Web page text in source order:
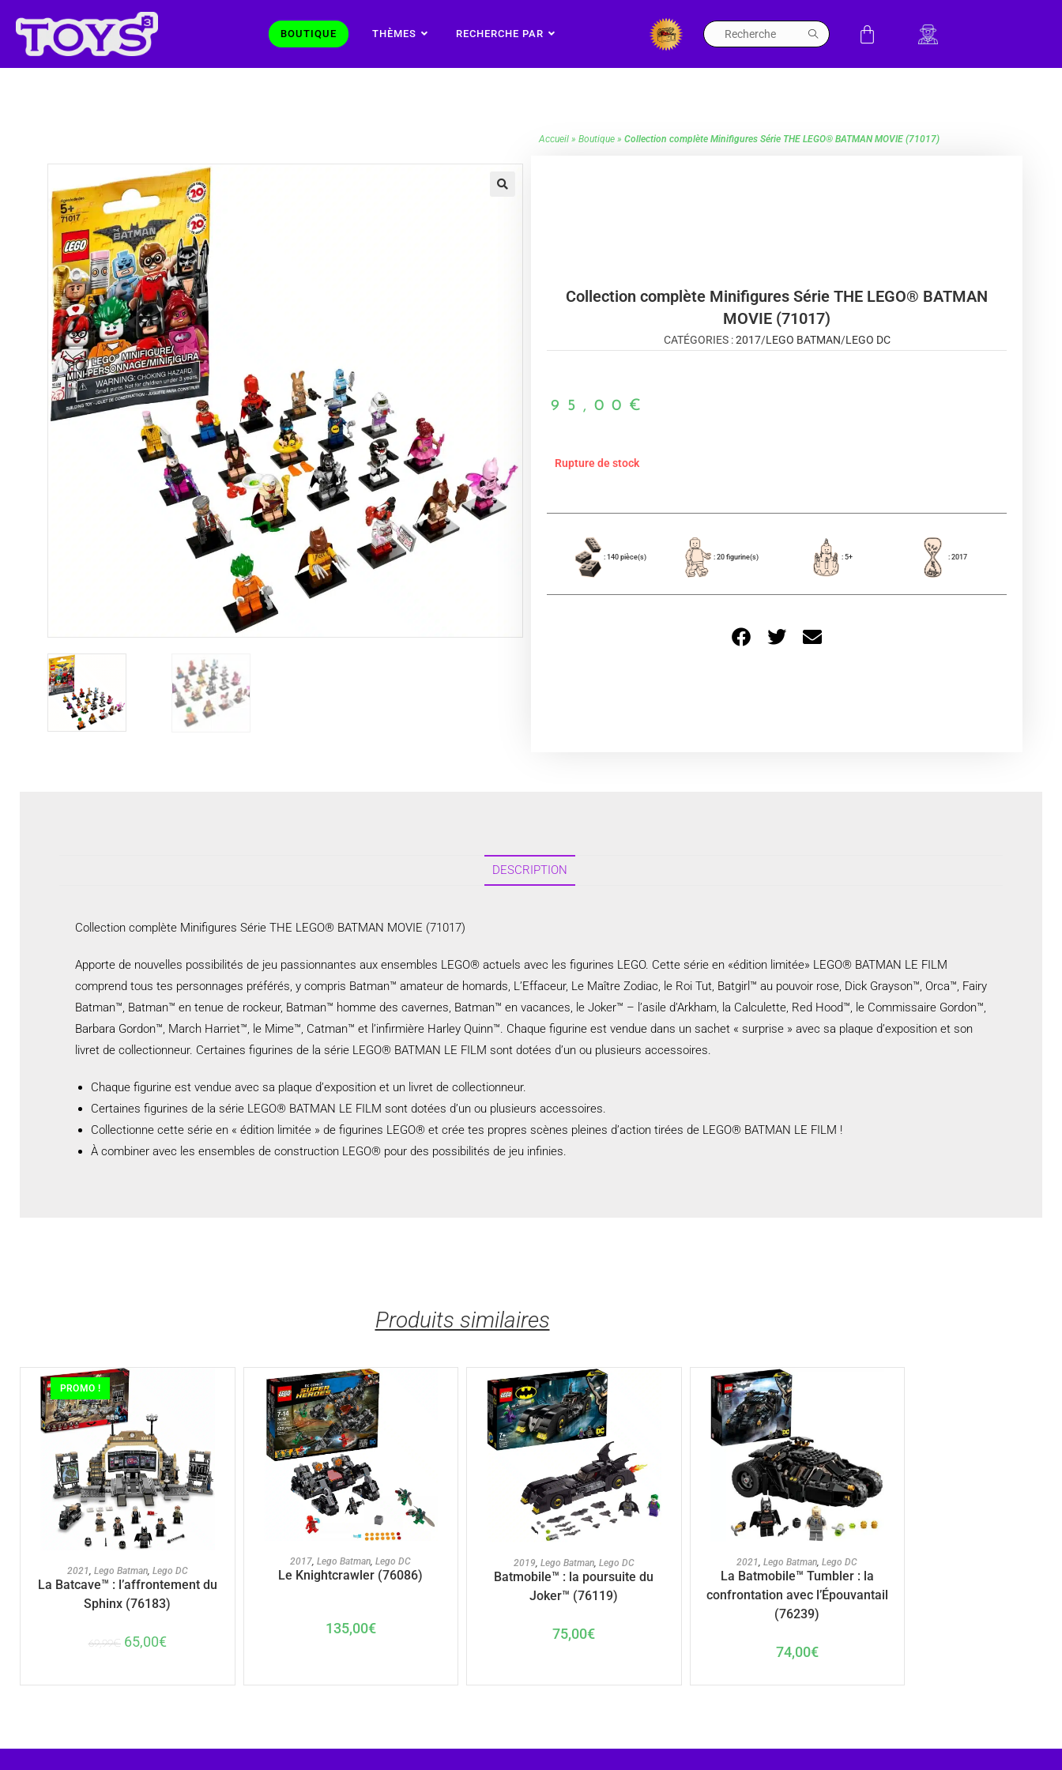
BOUTIQUE THÈMES RECHERCHE PAR
Accueil » Boutique » Collection complète Minifigures Série THE LEGO® BATMAN MOVIE (71017)
Collection complète Minifigures Série THE LEGO® BATMAN
MOVIE (71017)
CATÉGORIES :2017/LEGO BATMAN/LEGO DC
95,00 €
Rupture de stock
: 140 pièce(s) : 20 figurine(s) : 5+ : 2017
DESCRIPTION
Collection complète Minifigures Série THE LEGO® BATMAN MOVIE (71017)
Apporte de nouvelles possibilités de jeu passionnantes aux ensembles LEGO® actuels avec les figurines LEGO. Cette série en «édition limitée» LEGO® BATMAN LE FILM
comprend tous tes personnages préférés, y compris Batman™ amateur de homards, L’Effaceur, Le Maître Zodiac, le Roi Tut, Batgirl™ au pouvoir rose, Dick Grayson™, Orca™, Fairy
Batman™, Batman™ en tenue de rockeur, Batman™ homme des cavernes, Batman™ en vacances, le Joker™ – l’asile d’Arkham, la Calculette, Red Hood™, le Commissaire Gordon™,
Barbara Gordon™, March Harriet™, le Mime™, Catman™ et l’infirmière Harley Quinn™. Chaque figurine est vendue dans un sachet « surprise » avec sa plaque d’exposition et son
livret de collectionneur. Certaines figurines de la série LEGO® BATMAN LE FILM sont dotées d’un ou plusieurs accessoires.
Chaque figurine est vendue avec sa plaque d’exposition et un livret de collectionneur.
Certaines figurines de la série LEGO® BATMAN LE FILM sont dotées d’un ou plusieurs accessoires.
Collectionne cette série en « édition limitée » de figurines LEGO® et crée tes propres scènes pleines d’action tirées de LEGO® BATMAN LE FILM !
À combiner avec les ensembles de construction LEGO® pour des possibilités de jeu infinies.
Produits similaires
PROMO !
AJOUTER AU PANIER
2021 Lego Batman, Lego DC
La Batcave™ : l’affrontement du
Sphinx (76183)
69,99€ 65,00€
AJOUTER AU PANIER
2017,Lego Batman,Lego DC
Le Knightcrawler (76086)
135,00€
AJOUTER AU PANIER
2019, Lego Batman, Lego DC
Batmobile™ : la poursuite du
Joker™ (76119)
75,00€
AJOUTER AU PANIER
2021,Lego Batman,Lego DC
La Batmobile™ Tumbler : la
confrontation avec l’Épouvantail
(76239)
74,00€